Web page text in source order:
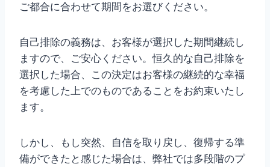
ご都合に合わせて期間をお選びください。
自己排除の義務は、お客様が選択した期間継続し
ますので、ご安心ください。恒久的な自己排除を
選択した場合、この決定はお客様の継続的な幸福
を考慮した上でのものであることをお約束いたし
ます。
しかし、もし突然、自信を取り戻し、復帰する準
備ができたと感じた場合は、弊社では多段階のプ